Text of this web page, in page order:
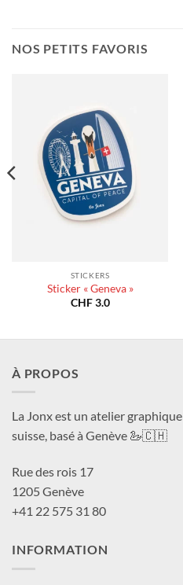
NOS PETITS FAVORIS
STICKERS
Sticker « Geneva »
CHF3.0
À PROPOS
La Jonx est un atelier graphique
suisse, basé à Genève 🦢🇨🇭
Rue des rois 17
1205 Genève
+41 22 575 31 80
INFORMATION